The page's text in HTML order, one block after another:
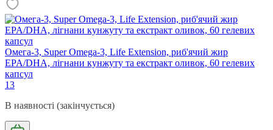
Омега-3, Super Omega-3, Life Extension, риб'ячий жир
EPA/DHA, лігнани кунжуту та екстракт оливок, 60 гелевих
капсул
13
В наявності (закінчується)